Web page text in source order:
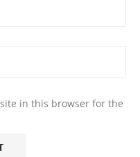
in this browser for the